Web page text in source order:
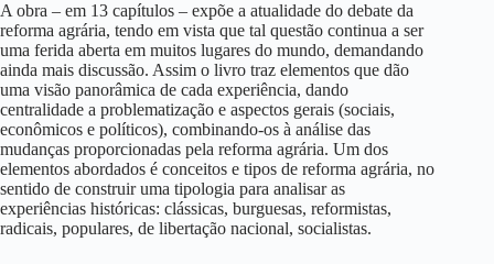
A obra – em 13 capítulos – expõe a atualidade do debate da
reforma agrária, tendo em vista que tal questão continua a ser
uma ferida aberta em muitos lugares do mundo, demandando
ainda mais discussão. Assim o livro traz elementos que dão
uma visão panorâmica de cada experiência, dando
centralidade a problematização e aspectos gerais (sociais,
econômicos e políticos), combinando-os à análise das
mudanças proporcionadas pela reforma agrária. Um dos
elementos abordados é conceitos e tipos de reforma agrária, no
sentido de construir uma tipologia para analisar as
experiências históricas: clássicas, burguesas, reformistas,
radicais, populares, de libertação nacional, socialistas.